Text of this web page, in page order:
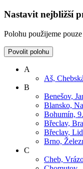
Nastavit nejbližší
Polohu použijeme
Povolit polohu
A
Aš,
B
Benešov,
Blansko,
Bohumín,
Břeclav,
Břeclav,
Brno,
C
Cheb,